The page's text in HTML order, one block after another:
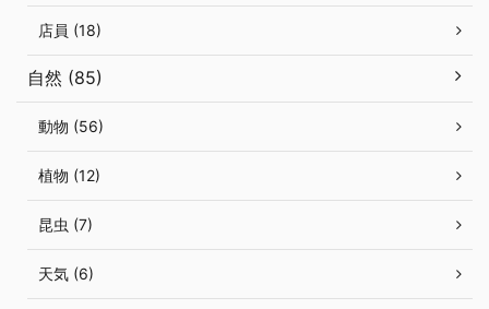
店員 (18)
自然 (85)
動物 (56)
植物 (12)
昆虫 (7)
天気 (6)